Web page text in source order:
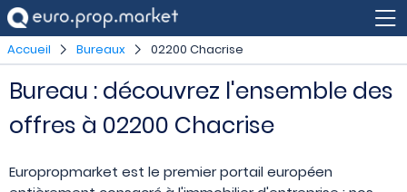
Accueil Bureaux 02200 Chacrise
Bureau : découvrez l'ensemble des
offres à 02200 Chacrise
Europropmarket est le premier portail européen